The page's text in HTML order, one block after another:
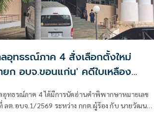
ลอุทธรณ์ภาค 4 สั่งเลือกตั้งใหม่
ยก อบจ.ขอนแก่น' คดีใบเหลือง
อุทธรณ์ภาค 4 ได้มีการนัดอ่านคำพิพากษาหมายเลข
ลต.อบจ.1/2569 ระหว่าง กกต.ผู้ร้อง กับ นายวัฒนา